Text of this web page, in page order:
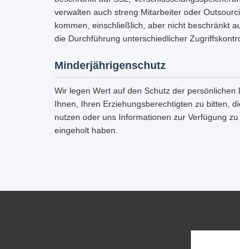
verwalten auch streng Mitarbeiter oder
kommen, einschließlich, aber nicht beschränkt
die Durchführung unterschiedlicher
Minderjährigenschutz
Wir legen Wert auf den Schutz der
Ihnen, Ihren Erziehungsberechtigten zu bitten,
nutzen oder uns Informationen zur Verfügung
eingeholt haben.